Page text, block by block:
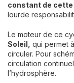
constant de
lourde
Le moteur de ce
Soleil, qui permet
circuler. Pour
circulation
l’hydrosphère.